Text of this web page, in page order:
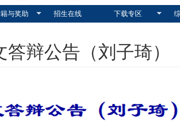
与奖助 招生在线 下载专区
辩公告（刘子琦）